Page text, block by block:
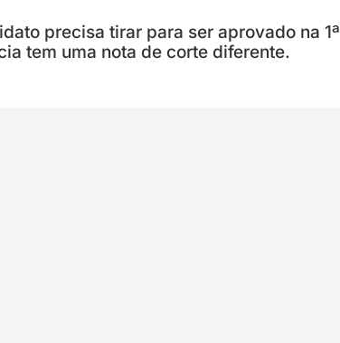
precisa tirar para ser aprovado na 1ª
tem uma nota de corte diferente.